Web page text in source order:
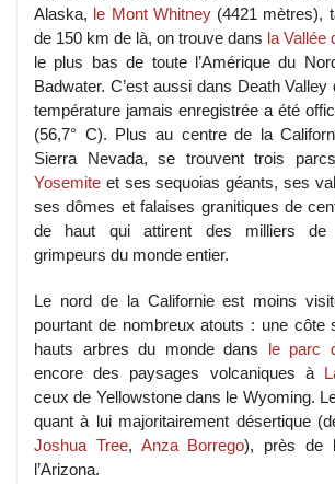
Alaska, le Mont Whitney(4421 mètres),
de 150 km de là, on trouve dans la Vallée
le plus bas de toute l’Amérique du
Badwater. C’est aussi dans Death
température jamais enregistrée a été
(56,7° C). Plus au centre de la
Sierra Nevada, se trouvent trois
Yosemite et ses sequoias géants, ses
ses dômes et falaises granitiques de
de haut qui attirent des milliers de
grimpeurs du monde entier.
Le nord de la Californie est moins
pourtant de nombreux atouts : une côte
hauts arbres du monde dans le parc
encore des paysages volcaniques à
ceux de Yellowstone dans le Wyoming.
quant à lui majoritairement désertique
Joshua Tree, Anza Borrego), près de
l’Arizona.